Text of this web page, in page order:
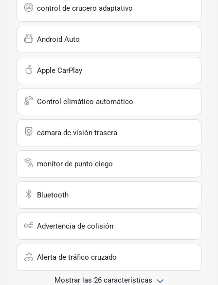
control de crucero adaptativo
Android Auto
Apple CarPlay
Control climático automático
cámara de visión trasera
monitor de punto ciego
Bluetooth
Advertencia de colisión
Alerta de tráfico cruzado
Mostrar las 26 características